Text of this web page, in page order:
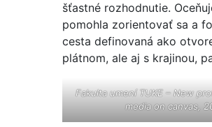
šťastné rozhodnutie.
pomohla zorientovať sa a
cesta definovaná ako
plátnom, ale aj s krajinou,
Fakulta umení TUKE – New
media on canvas,